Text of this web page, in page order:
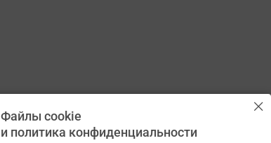
Файлы cookie
и политика конфиденциальности